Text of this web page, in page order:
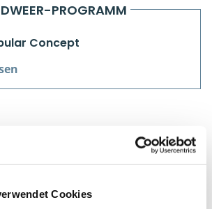
Cookies
PROGRAMM
Concept